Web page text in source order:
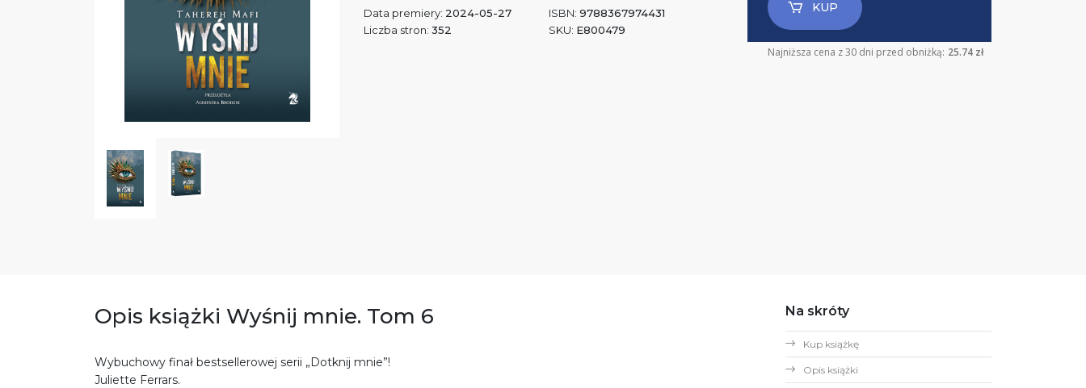
Data premiery: 2024-05-27
Liczba stron: 352
ISBN: 9788367974431
SKU: E800479
KUP
Najniższa cena z 30 dni przed obniżką: 25.74 zł
Opis książki Wyśnij mnie. Tom 6
Wybuchowy finał bestsellerowej serii „Dotknij mnie”!
Juliette Ferrars.
Na skróty
Kup książkę
Opis książki